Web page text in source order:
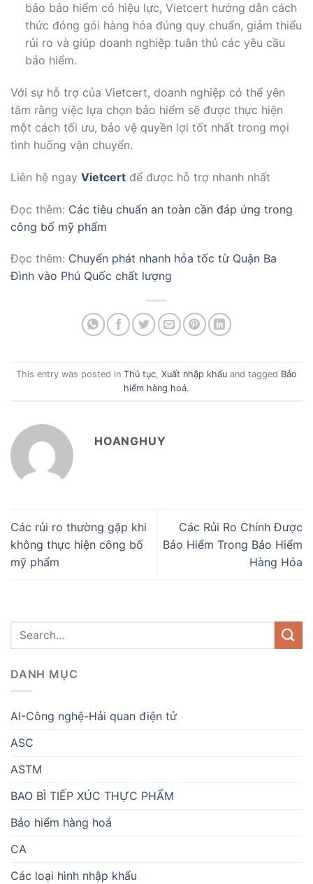
bảo bảo hiểm có hiệu lực, Vietcert hướng dẫn cách
thức đóng gói hàng hóa đúng quy chuẩn, giảm thiểu
rủi ro và giúp doanh nghiệp tuân thủ các yêu cầu
bảo hiểm.
Với sự hỗ trợ của Vietcert, doanh nghiệp có thể yên
tâm rằng việc lựa chọn bảo hiểm sẽ được thực hiện
một cách tối ưu, bảo vệ quyền lợi tốt nhất trong mọi
tình huống vận chuyển.
Liên hệ ngay Vietcert để được hỗ trợ nhanh nhất
Đọc thêm: Các tiêu chuẩn an toàn cần đáp ứng trong
công bố mỹ phẩm
Đọc thêm: Chuyển phát nhanh hỏa tốc từ Quận Ba
Đình vào Phú Quốc chất lượng
This entry was posted in Thủ tục Xuất nhập khẩu and tagged Bảo
hiểm hàng hoá.
HOANGHUY
Các rủi ro thường gặp khi
không thực hiện công bố
mỹ phẩm
Các Rủi Ro Chính Được
Bảo Hiểm Trong Bảo Hiểm
Hàng Hóa
DANH MỤC
AI-Công nghệ-Hải quan điện tử
ASC
ASTM
BAO BÌ TIẾP XÚC THỰC PHẨM
Bảo hiểm hàng hoá
CA
Các loại hình nhập khẩu